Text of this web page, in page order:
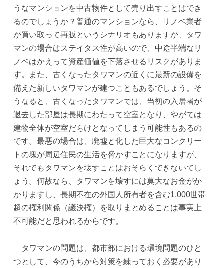
うなマンションを中古物件として売り出すことはでき
るのでしょうか？普通のマンションなら、リノベ業者
が買い取って再販というシナリオもありますが、タワ
マンの場合はステイタス性が高いので、中途半端なリ
ノベはかえって資産価値を下落させるリスクがありま
す。また、古くなったタワマンの近くに最新の設備を
備えた新しいタワマンが建つこともあるでしょう。そ
うなると、古くなったタワマンでは、当初の入居者が
退去した部屋は長期にわたって空室となり、やがては
建物全体が空室だらけとなってしまう可能性もあるの
です。最悪の場合は、廃墟と化した巨大なコンクリー
トの塊が周辺住民の生活を脅かすことになりますが、
それでもタワマンを壊すことはおそらくできないでし
ょう。何故なら、タワマンを壊すには莫大なお金がか
かりますし、長期不在の外国人所有者を含む1,000世帯
超の権利関係（議決権）を取りまとめることは事実上
不可能だと思われるからです。
タワマンの問題は、都市部における環境問題のひと
つとして、今のうちから対策を練っておく必要があり